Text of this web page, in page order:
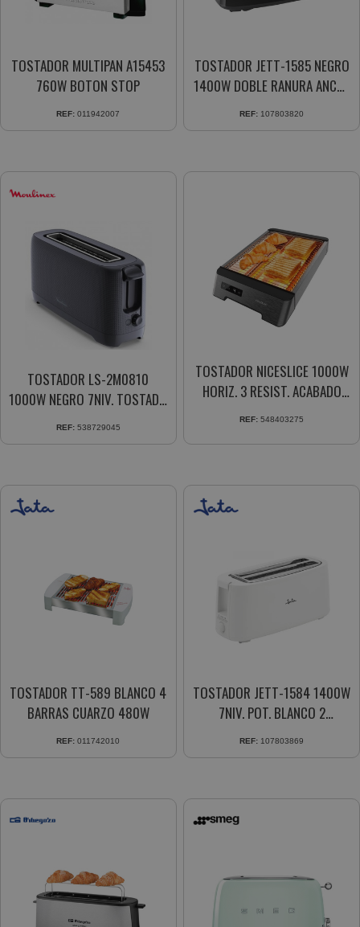
TOSTADOR MULTIPAN A15453
760W BOTON STOP
REF: 011942007
TOSTADOR JETT-1585 NEGRO
1400W DOBLE RANURA ANCHA
7NIV. TOSTADO
REF: 107803820
TOSTADOR LS-2M0810
1000W NEGRO 7NIV. TOSTADO
1 RANURA EXTRALARGA
REF: 538729045
TOSTADOR NICESLICE 1000W
HORIZ. 3 RESIST. ACABADO
A.INOX. 6 NIV. TOSTADO
REF: 548403275
TOSTADOR TT-589 BLANCO 4
BARRAS CUARZO 480W
REF: 011742010
TOSTADOR JETT-1584 1400W
7NIV. POT. BLANCO 2
RANURAS LUZ LED
REF: 107803869